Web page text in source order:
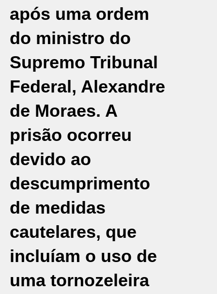
após uma ordem
do ministro do
Supremo Tribunal
Federal, Alexandre
de Moraes. A
prisão ocorreu
devido ao
descumprimento
de medidas
cautelares, que
incluíam o uso de
uma tornozeleira